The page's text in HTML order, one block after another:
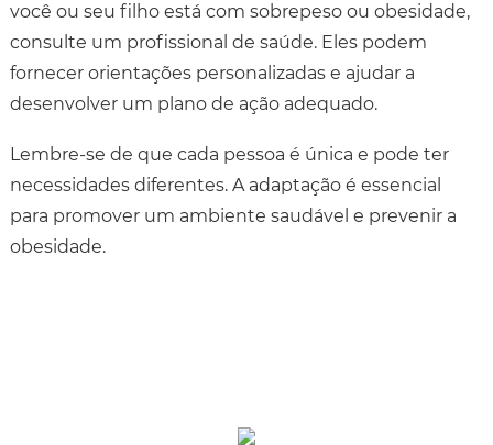
você ou seu filho está com sobrepeso ou obesidade,
consulte um profissional de saúde. Eles podem
fornecer orientações personalizadas e ajudar a
desenvolver um plano de ação adequado.
Lembre-se de que cada pessoa é única e pode ter
necessidades diferentes. A adaptação é essencial
para promover um ambiente saudável e prevenir a
obesidade.